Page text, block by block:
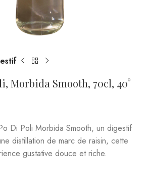
Morbida Smooth, 70cl, 40°
Di Poli Morbida Smooth, un digestif
distillation de marc de raisin, cette
gustative douce et riche.